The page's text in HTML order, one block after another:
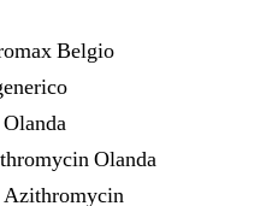
Belgio
Olanda
Azithromycin